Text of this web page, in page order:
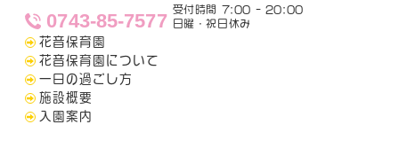
0743-85-7577
受付時間 7:00 - 20:00
日曜・祝日休み
花音保育園
花音保育園について
一日の過ごし方
施設概要
入園案内